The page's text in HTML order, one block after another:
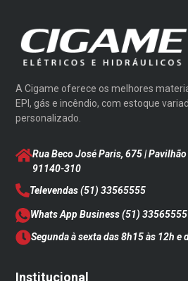
A Cigame oferece os melhores
EPI, gás e incêndio, com estoque
personalizado.
Rua Beco José Paris, 675 |
91140-310
Televendas(51) 33565555
Whats App Business(51) 33565555
Segunda à sexta das 8h15 às 12h e
Institucional